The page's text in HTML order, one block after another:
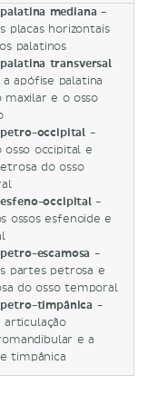
mediana -
placas horizontais
palatinos
transversal
apófise palatina
maxilar e o osso
occipital -
occipital e
do osso
occipital -
ossos esfenoide e
escamosa -
partes petrosa e
do osso temporal
timpânica -
e a
timpânica